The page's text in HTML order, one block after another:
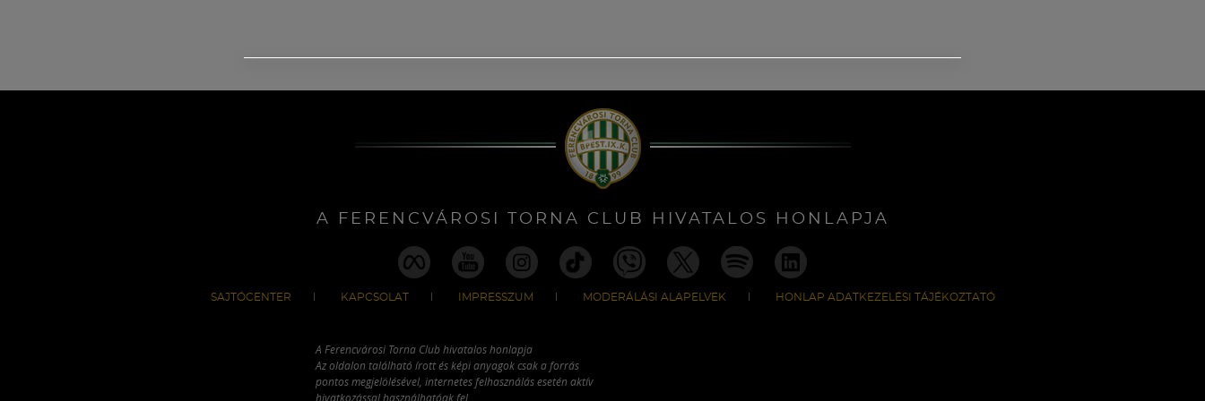
A FERENCVÁROSI TORNA CLUB HIVATALOS HONLAPJA
SAJTÓCENTER KAPCSOLAT IMPRESSZUM MODERÁLÁSI ALAPELVEK HONLAP ADATKEZELÉSI TÁJÉKOZTATÓ
A Ferencvárosi Torna Club hivatalos honlapja
Az oldalon található írott és képi anyagok csak a forrás
pontos megjelölésével, internetes felhasználás esetén aktív
hivatkozással használhatóak fel.